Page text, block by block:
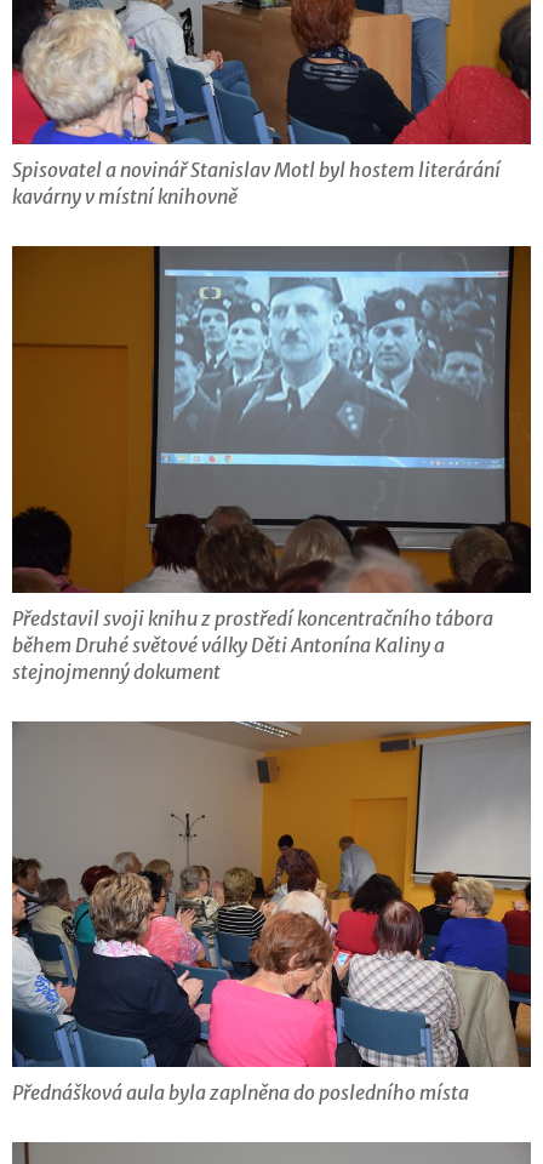
Spisovatel a novinář Stanislav Motl byl hostem literárání
kavárny v místní knihovně
Představil svoji knihu z prostředí koncentračního tábora
během Druhé světové války Děti Antonína Kaliny a
stejnojmenný dokument
Přednášková aula byla zaplněna do posledního místa